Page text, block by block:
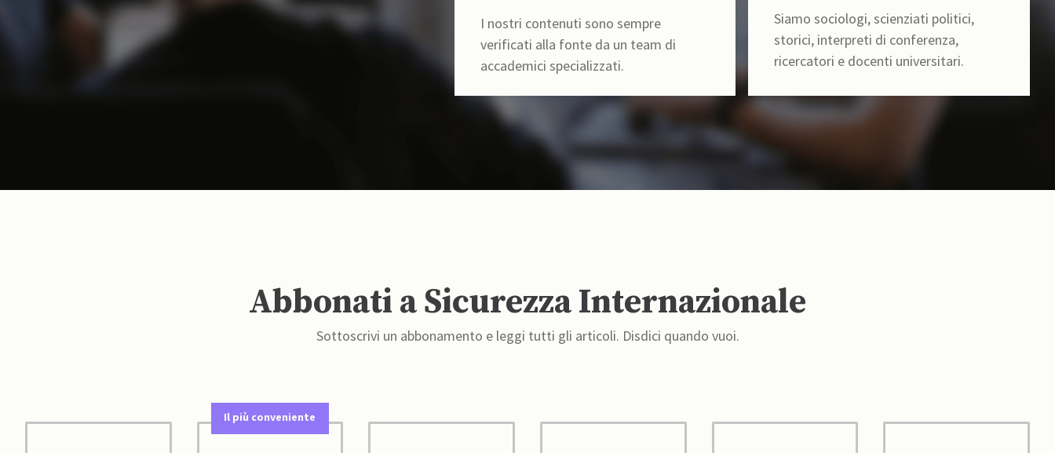
I nostri contenuti sono sempre
verificati alla fonte da un team di
accademici specializzati.
Siamo sociologi, scienziati politici,
storici, interpreti di conferenza,
ricercatori e docenti universitari.
Abbonati a Sicurezza Internazionale
Sottoscrivi un abbonamento e leggi tutti gli articoli. Disdici quando vuoi.
Il più conveniente